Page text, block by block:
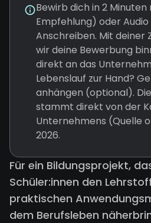
Bewirb dich in 2
Empfehlung) oder
Anschreiben. Mit deiner
wir deine Bewerbung
direkt an das
Lebenslauf zur Hand?
anhängen (optional).
stammt direkt von der
Unternehmens (Quelle
2026.
Für ein Bildungsprojekt,
Schüler:innen den
praktischen
dem Berufsleben